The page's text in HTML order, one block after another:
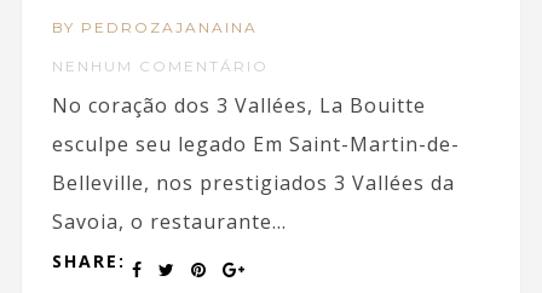
BY PEDROZAJANAINA
NENHUM COMENTÁRIO
No coração dos 3 Vallées, La Bouitte
esculpe seu legado Em Saint-Martin-de-
Belleville, nos prestigiados 3 Vallées da
Savoia, o restaurante...
SHARE: